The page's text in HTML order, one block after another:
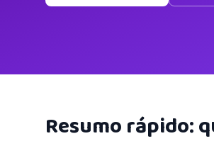
Resumo rápido: